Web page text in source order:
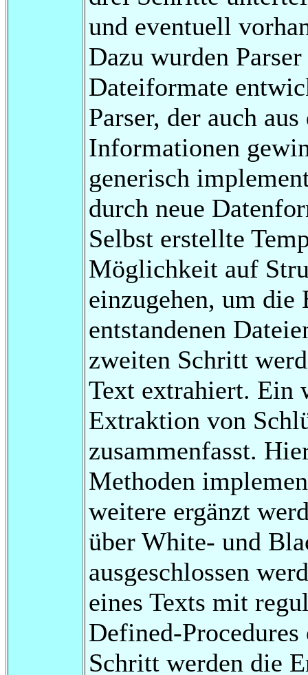
und eventuell
Dazu wurden
Dateiformate
Parser, der auch
Informationen
generisch
durch neue
Selbst erstellte
Möglichkeit auf
einzugehen, um die
entstandenen
zweiten Schritt
Text extrahiert. Ein
Extraktion von
zusammenfasst.
Methoden
weitere ergänzt
über White- und
ausgeschlossen
eines Texts mit
Defined-
Schritt werden die